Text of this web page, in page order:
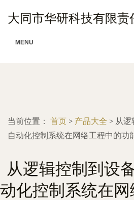
大同市华研科技有限责
MENU
当前位置： 首页 > 产品大全 > 从逻
自动化控制系统在网络工程中的功
从逻辑控制到设
动化控制系统在